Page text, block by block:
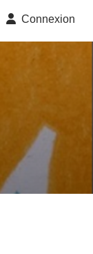
Connexion